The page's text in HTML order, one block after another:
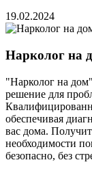
19.02.2024
Нарколог на
"Нарколог на
решение для
обеспечивая
вас дома.
необходимости
безопасно, без